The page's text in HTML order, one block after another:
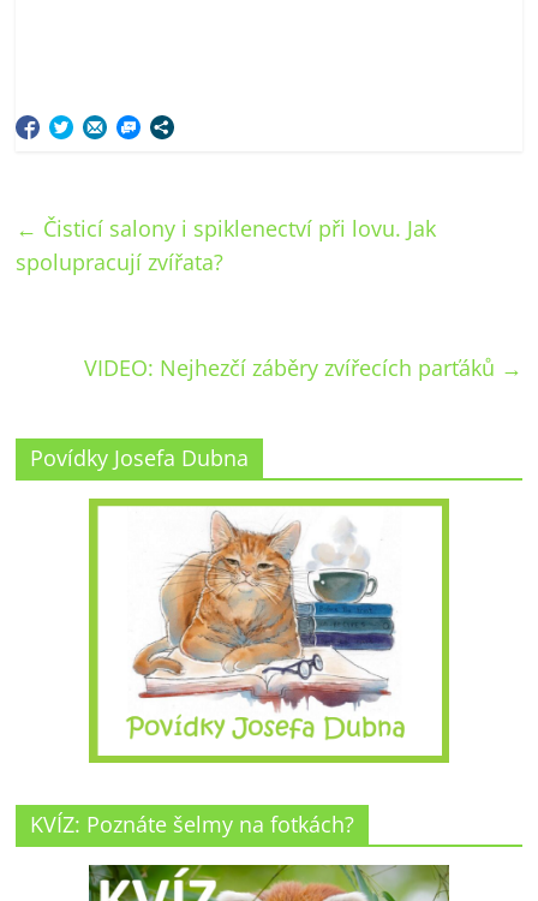
← Čisticí salony i spiklenectví při lovu. Jak
spolupracují zvířata?
VIDEO: Nejhezčí záběry zvířecích parťáků →
Povídky Josefa Dubna
KVÍZ: Poznáte šelmy na fotkách?